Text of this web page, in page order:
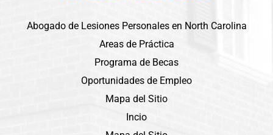
Abogado de Lesiones Personales en North Carolina
Areas de Práctica
Programa de Becas
Oportunidades de Empleo
Mapa del Sitio
Incio